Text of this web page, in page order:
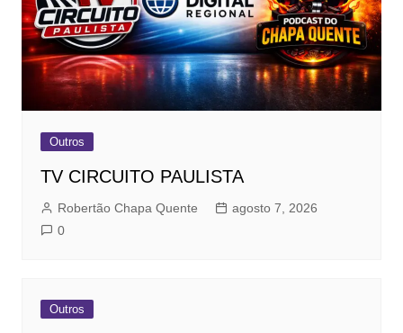
Outros
TV CIRCUITO PAULISTA
Robertão Chapa Quente
agosto 7, 2026
0
Outros